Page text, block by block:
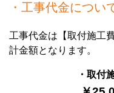
・工事代金につい
工事代金は【取付施工
計金額となります。
・取付